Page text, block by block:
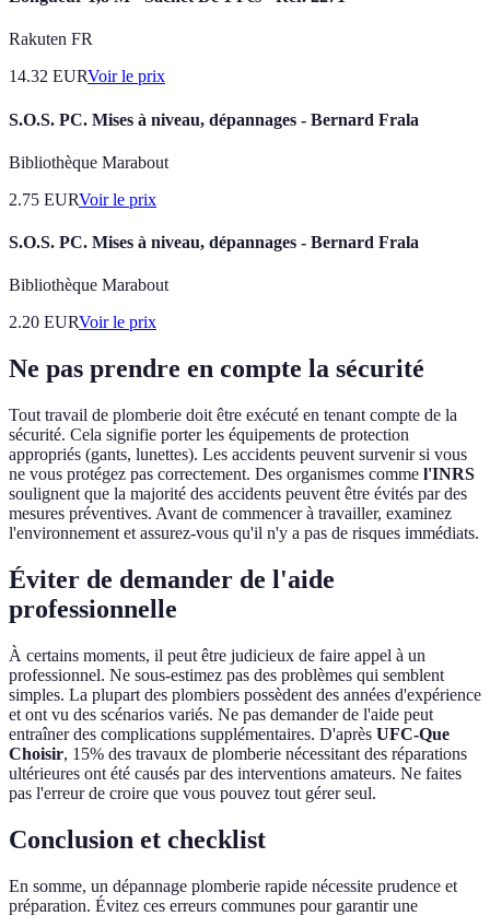
Rakuten FR
14.32 EURVoir le prix
S.O.S. PC. Mises à niveau, dépannages - Bernard Frala
Bibliothèque Marabout
2.75 EURVoir le prix
S.O.S. PC. Mises à niveau, dépannages - Bernard Frala
Bibliothèque Marabout
2.20 EURVoir le prix
Ne pas prendre en compte la sécurité
Tout travail de plomberie doit être exécuté en tenant compte de la
sécurité. Cela signifie porter les équipements de protection
appropriés (gants, lunettes). Les accidents peuvent survenir si vous
ne vous protégez pas correctement. Des organismes comme l'INRS
soulignent que la majorité des accidents peuvent être évités par des
mesures préventives. Avant de commencer à travailler, examinez
l'environnement et assurez-vous qu'il n'y a pas de risques immédiats.
Éviter de demander de l'aide
professionnelle
À certains moments, il peut être judicieux de faire appel à un
professionnel. Ne sous-estimez pas des problèmes qui semblent
simples. La plupart des plombiers possèdent des années d'expérience
et ont vu des scénarios variés. Ne pas demander de l'aide peut
entraîner des complications supplémentaires. D'après UFC-Que
Choisir, 15% des travaux de plomberie nécessitant des réparations
ultérieures ont été causés par des interventions amateurs. Ne faites
pas l'erreur de croire que vous pouvez tout gérer seul.
Conclusion et checklist
En somme, un dépannage plomberie rapide nécessite prudence et
préparation. Évitez ces erreurs communes pour garantir une